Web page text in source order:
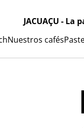
JACUAÇU - La
Nuestros cafés